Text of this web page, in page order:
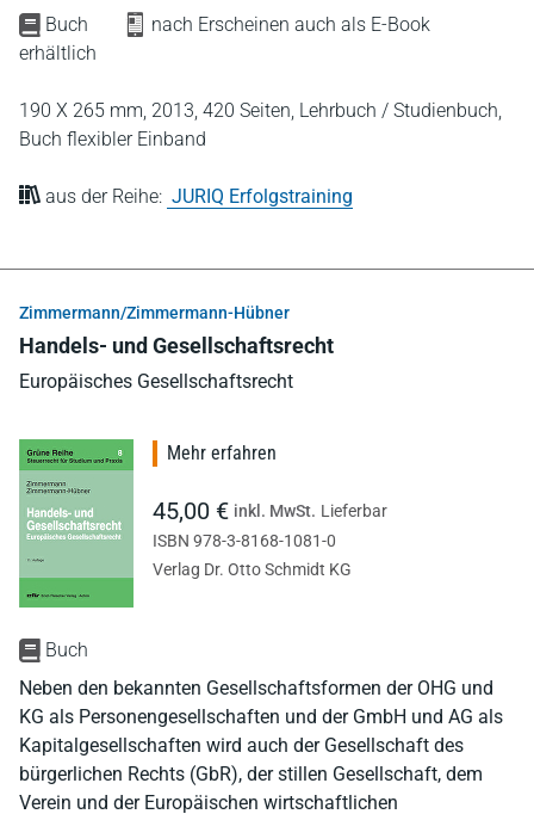
Buch
nach Erscheinen auch als E-Book
erhältlich
190 X 265 mm, 2013, 420 Seiten, Lehrbuch / Studienbuch,
Buch flexibler Einband
aus der Reihe: JURIQ Erfolgstraining
Zimmermann/Zimmermann-Hübner
Handels- und Gesellschaftsrecht
Europäisches Gesellschaftsrecht
Buch
Neben den bekannten Gesellschaftsformen der OHG und
KG als Personengesellschaften und der GmbH und AG als
Kapitalgesellschaften wird auch der Gesellschaft des
bürgerlichen Rechts (GbR), der stillen Gesellschaft, dem
Verein und der Europäischen wirtschaftlichen
Mehr erfahren
45,00 € inkl. MwSt. Lieferbar
ISBN 978-3-8168-1081-0
Verlag Dr. Otto Schmidt KG